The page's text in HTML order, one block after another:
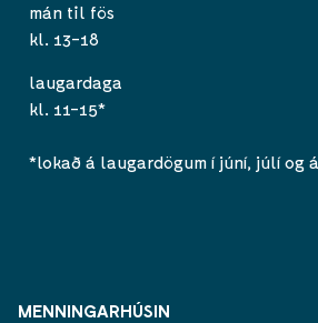
mán til fös
kl. 13-18
laugardaga
kl. 11-15*
*lokað á laugardögum í júní, júlí og
MENNINGARHÚSIN